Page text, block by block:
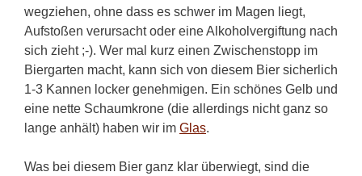
wegziehen, ohne dass es schwer im Magen liegt,
Aufstoßen verursacht oder eine Alkoholvergiftung nach
sich zieht ;-). Wer mal kurz einen Zwischenstopp im
Biergarten macht, kann sich von diesem Bier sicherlich
1-3 Kannen locker genehmigen. Ein schönes Gelb und
eine nette Schaumkrone (die allerdings nicht ganz so
lange anhält) haben wir im Glas.
Was bei diesem Bier ganz klar überwiegt, sind die